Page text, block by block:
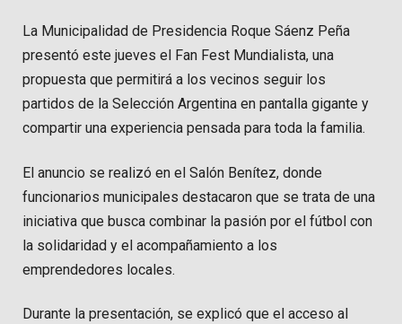
La Municipalidad de Presidencia Roque Sáenz Peña
presentó este jueves el Fan Fest Mundialista, una
propuesta que permitirá a los vecinos seguir los
partidos de la Selección Argentina en pantalla gigante y
compartir una experiencia pensada para toda la familia.
El anuncio se realizó en el Salón Benítez, donde
funcionarios municipales destacaron que se trata de una
iniciativa que busca combinar la pasión por el fútbol con
la solidaridad y el acompañamiento a los
emprendedores locales.
Durante la presentación, se explicó que el acceso al